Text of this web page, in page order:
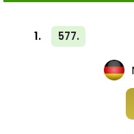
1. 577.